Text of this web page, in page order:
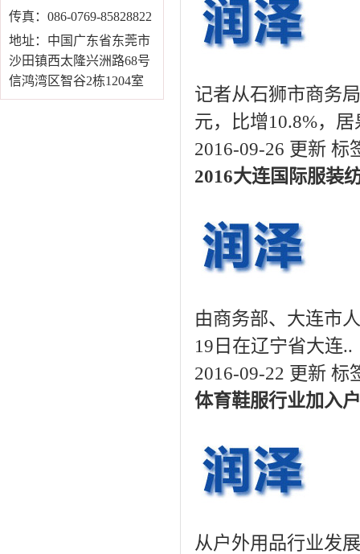
传真：086-0769-85828822
地址：中国广东省东莞市
沙田镇西太隆兴洲路68号
信鸿湾区智谷2栋1204室
记者从石狮市商务
元，比增10.8%，居
2016-09-26 更新 标
2016大连国际服装
由商务部、大连市
19日在辽宁省大连..
2016-09-22 更新 标
体育鞋服行业加入
从户外用品行业发